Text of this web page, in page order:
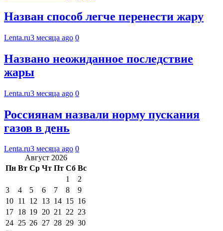
Назван способ легче перенести жару
Lenta.ru3 месяца ago 0
Названо неожиданное последствие
жары
Lenta.ru3 месяца ago 0
Россиянам назвали норму пускания
газов в день
Lenta.ru3 месяца ago 0
Август 2026
Пн Вт Ср Чт Пт Сб Вс
1
2
3
4 5 6 7 8
9
10 11 12 13 14 15 16
17 18 19 20 21 22 23
24 25 26 27 28 29 30